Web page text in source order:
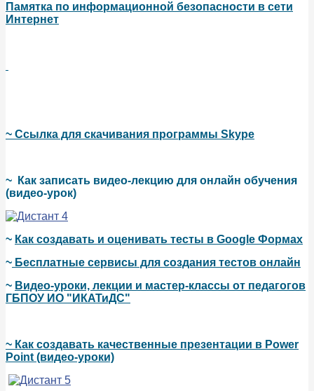
Памятка по информационной безопасности в сети
Интернет
~ Ссылка для скачивания программы Skype
~
Как записать видео-лекцию для онлайн обучения
(видео-урок)
~ Как создавать и оценивать тесты в Google Формах
~ Бесплатные сервисы для создания тестов онлайн
~ Видео-уроки, лекции и мастер-классы от педагогов
ГБПОУ ИО "ИКАТиДС"
~ Как создавать качественные презентации в Power
Point (видео-уроки)